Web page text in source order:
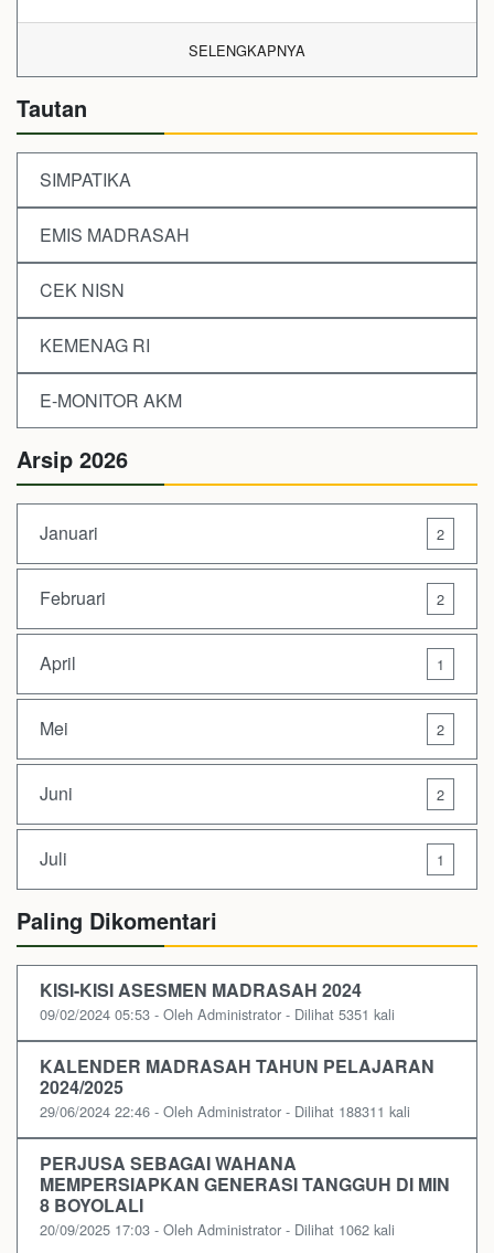
SELENGKAPNYA
Tautan
SIMPATIKA
EMIS MADRASAH
CEK NISN
KEMENAG RI
E-MONITOR AKM
Arsip 2026
Januari 2
Februari 2
April 1
Mei 2
Juni 2
Juli 1
Paling Dikomentari
KISI-KISI ASESMEN MADRASAH 2024
09/02/2024 05:53 - Oleh Administrator - Dilihat 5351 kali
KALENDER MADRASAH TAHUN PELAJARAN
2024/2025
29/06/2024 22:46 - Oleh Administrator - Dilihat 188311 kali
PERJUSA SEBAGAI WAHANA
MEMPERSIAPKAN GENERASI TANGGUH DI MIN
8 BOYOLALI
20/09/2025 17:03 - Oleh Administrator - Dilihat 1062 kali